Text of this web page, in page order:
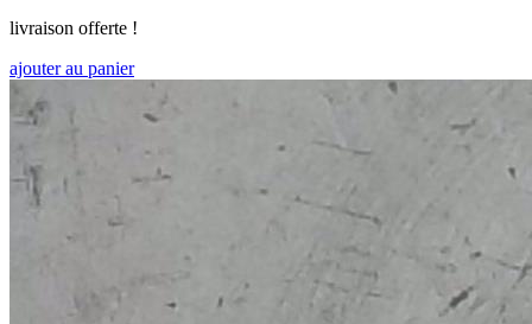
livraison offerte !
ajouter au panier